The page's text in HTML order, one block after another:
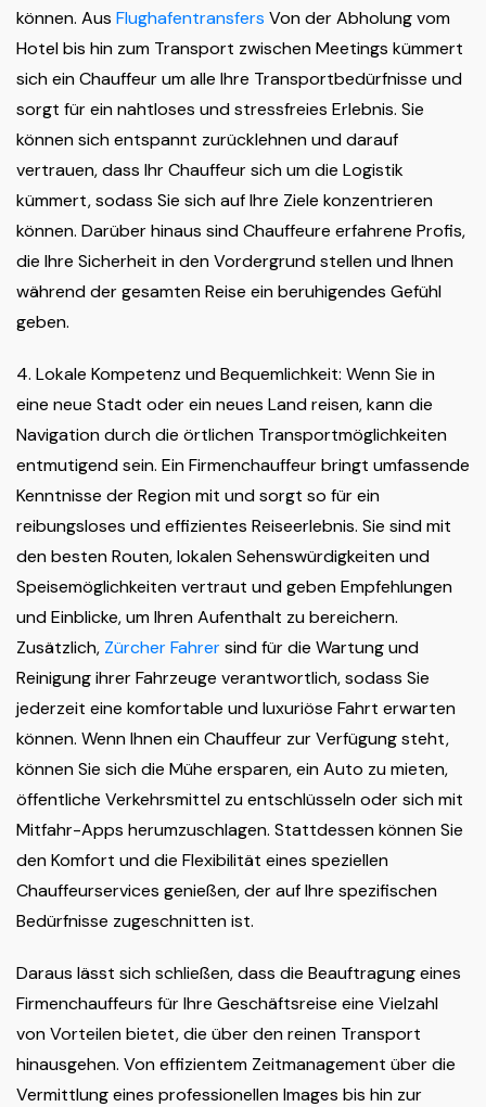
können. Aus Flughafentransfers Von der Abholung vom
Hotel bis hin zum Transport zwischen Meetings kümmert
sich ein Chauffeur um alle Ihre Transportbedürfnisse und
sorgt für ein nahtloses und stressfreies Erlebnis. Sie
können sich entspannt zurücklehnen und darauf
vertrauen, dass Ihr Chauffeur sich um die Logistik
kümmert, sodass Sie sich auf Ihre Ziele konzentrieren
können. Darüber hinaus sind Chauffeure erfahrene Profis,
die Ihre Sicherheit in den Vordergrund stellen und Ihnen
während der gesamten Reise ein beruhigendes Gefühl
geben.
4. Lokale Kompetenz und Bequemlichkeit: Wenn Sie in
eine neue Stadt oder ein neues Land reisen, kann die
Navigation durch die örtlichen Transportmöglichkeiten
entmutigend sein. Ein Firmenchauffeur bringt umfassende
Kenntnisse der Region mit und sorgt so für ein
reibungsloses und effizientes Reiseerlebnis. Sie sind mit
den besten Routen, lokalen Sehenswürdigkeiten und
Speisemöglichkeiten vertraut und geben Empfehlungen
und Einblicke, um Ihren Aufenthalt zu bereichern.
Zusätzlich, Zürcher Fahrersind für die Wartung und
Reinigung ihrer Fahrzeuge verantwortlich, sodass Sie
jederzeit eine komfortable und luxuriöse Fahrt erwarten
können. Wenn Ihnen ein Chauffeur zur Verfügung steht,
können Sie sich die Mühe ersparen, ein Auto zu mieten,
öffentliche Verkehrsmittel zu entschlüsseln oder sich mit
Mitfahr-Apps herumzuschlagen. Stattdessen können Sie
den Komfort und die Flexibilität eines speziellen
Chauffeurservices genießen, der auf Ihre spezifischen
Bedürfnisse zugeschnitten ist.
Daraus lässt sich schließen, dass die Beauftragung eines
Firmenchauffeurs für Ihre Geschäftsreise eine Vielzahl
von Vorteilen bietet, die über den reinen Transport
hinausgehen. Von effizientem Zeitmanagement über die
Vermittlung eines professionellen Images bis hin zur